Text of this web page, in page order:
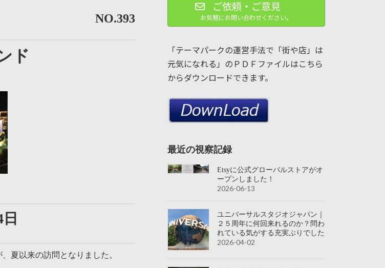
NO.393
ド
夏以来の訪問となりました。
ご依頼・ご意見
お気軽にお問い合わせください。
「テーマパークの運営手法で「街や店」は
元気になれる」のＰＤＦファイルはこちら
からダウンロードできます。
最近の視察記録
Etsyに公式グローバルストアがオ
ープンしました！
2026-06-13
ユニバーサルスタジオジャパン｜
２５周年に何回来れるのか？問わ
れている気がする充実ぶりでした
2026-04-02